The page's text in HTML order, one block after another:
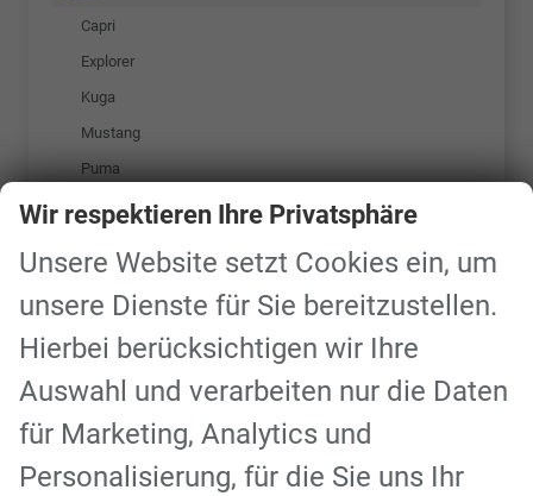
Capri
Explorer
Kuga
Mustang
Puma
Tourneo Courier
Geparkte Fahrzeuge (0)
Anmelden
Wir respektieren Ihre Privatsphäre
Unsere Website setzt Cookies ein, um
unsere Dienste für Sie bereitzustellen.
Hierbei berücksichtigen wir Ihre
Auswahl und verarbeiten nur die Daten
für Marketing, Analytics und
Personalisierung, für die Sie uns Ihr